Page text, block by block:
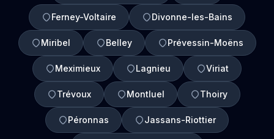
Ferney-Voltaire Divonne-les-Bains
Miribel Belley Prévessin-Moëns
Meximieux Lagnieu Viriat
Trévoux Montluel Thoiry
Péronnas Jassans-Riottier